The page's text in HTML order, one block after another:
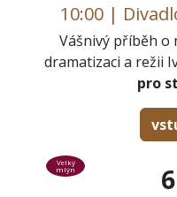
10:00 |
Vášnivý příběh o
dramatizaci a režii
pro
6
Velký
mlýn